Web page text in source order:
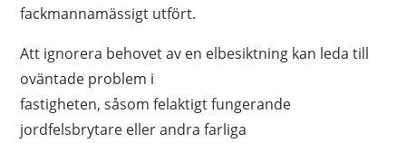
fackmannamässigt utfört.
Att ignorera behovet av en elbesiktning kan leda till
oväntade problem i
fastigheten, såsom felaktigt fungerande
jordfelsbrytare eller andra farliga